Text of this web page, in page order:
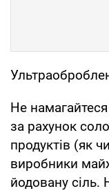
Не
за рахунок
продуктів (як
виробники
йодовану сіль.